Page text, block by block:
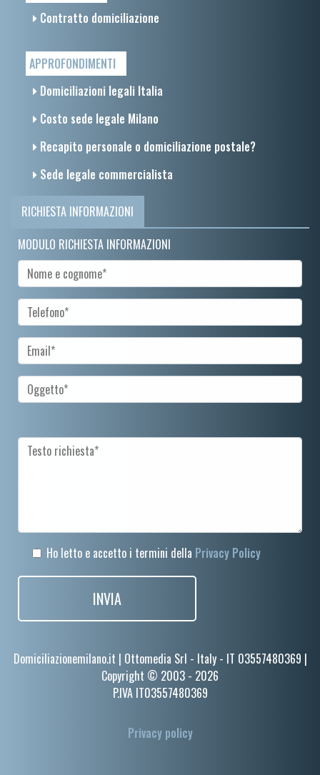
Contratto domiciliazione
APPROFONDIMENTI
Domiciliazioni legali Italia
Costo sede legale Milano
Recapito personale o domiciliazione postale?
Sede legale commercialista
RICHIESTA INFORMAZIONI
MODULO RICHIESTA INFORMAZIONI
Ho letto e accetto i termini della Privacy Policy
Domiciliazionemilano.it | Ottomedia Srl - Italy - IT 03557480369 |
Copyright © 2003 - 2026
P.IVA IT03557480369
Privacy policy